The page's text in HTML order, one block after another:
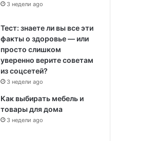
3 недели ago
Тест: знаете ли вы все эти
факты о здоровье — или
просто слишком
уверенно верите советам
из соцсетей?
3 недели ago
Как выбирать мебель и
товары для дома
3 недели ago